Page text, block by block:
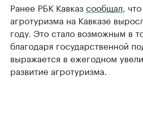
Ранее РБК Кавказсообщал ,
агротуризма на Кавказе
году. Это стало возможным в
благодаря государственной
выражается в ежегодном
развитие агротуризма.